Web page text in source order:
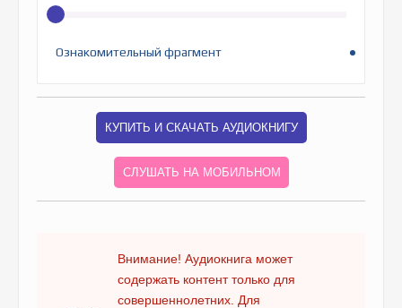
Ознакомительный фрагмент
КУПИТЬ И СКАЧАТЬ АУДИОКНИГУ
СЛУШАТЬ НА МОБИЛЬНОМ
Внимание! Аудиокнига может
содержать контент только для
совершеннолетних. Для